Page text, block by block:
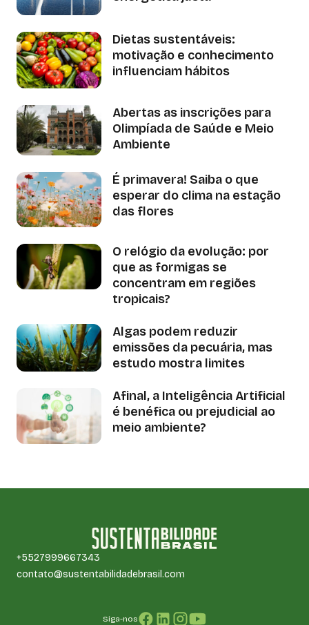
Dietas sustentáveis:
motivação e conhecimento
influenciam hábitos
Abertas as inscrições para
Olimpíada de Saúde e Meio
Ambiente
É primavera! Saiba o que
esperar do clima na estação
das flores
O relógio da evolução: por
que as formigas se
concentram em regiões
tropicais?
Algas podem reduzir
emissões da pecuária, mas
estudo mostra limites
Afinal, a Inteligência Artificial
é benéfica ou prejudicial ao
meio ambiente?
+5527999667343
contato@sustentabilidadebrasil.com
Siga-nos